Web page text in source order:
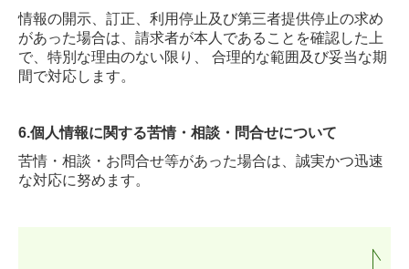
情報の開示、訂正、利用停止及び第三者提供停止の求め
があった場合は、請求者が本人であることを確認した上
で、特別な理由のない限り、 合理的な範囲及び妥当な期
間で対応します。
6.個人情報に関する苦情・相談・問合せについて
苦情・相談・お問合せ等があった場合は、誠実かつ迅速
な対応に努めます。